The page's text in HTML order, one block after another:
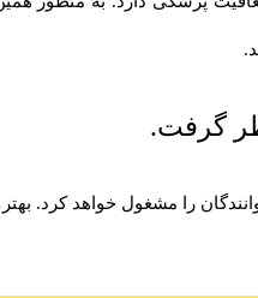
گرفت.
را مشغول خواهد کرد.